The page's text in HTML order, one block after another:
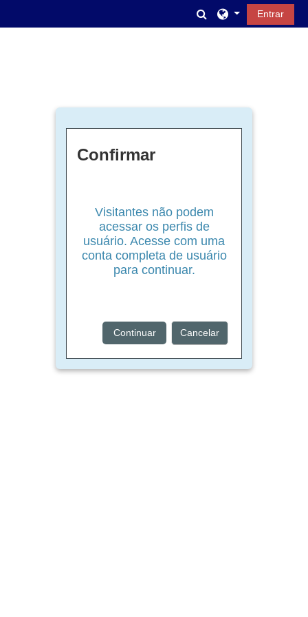
Alternar entrada
Entrar
Confirmar
Visitantes não podem
acessar os perfis de
usuário. Acesse com uma
conta completa de usuário
para continuar.
Continuar Cancelar